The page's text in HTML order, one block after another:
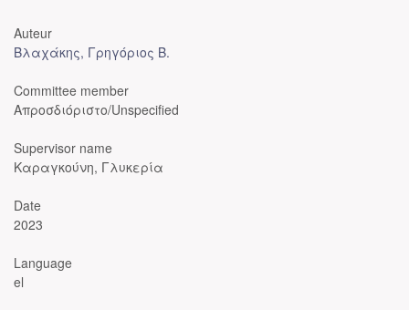
Auteur
Βλαχάκης, Γρηγόριος Β.
Committee member
Απροσδιόριστο/Unspecified
Supervisor name
Καραγκούνη, Γλυκερία
Date
2023
Language
el